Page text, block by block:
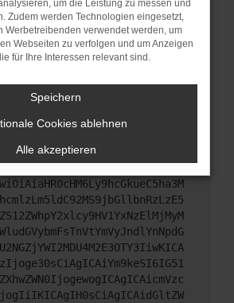
den Webseitenbetreiber.
oben genannten Schritte versucht
uns bitte. Wir werden versuchen,
beheben. Du kannst uns diesen
um uns bei der Fehlersuche zu
um die Leistung zu messen und
Zudem werden Technologien eingesetzt,
Werbetreibenden verwendet werden, um
Webseiten zu verfolgen und um Anzeigen
für Ihre Interessen relevant sind.
Speichern
Cookies ablehnen
Alle akzeptieren